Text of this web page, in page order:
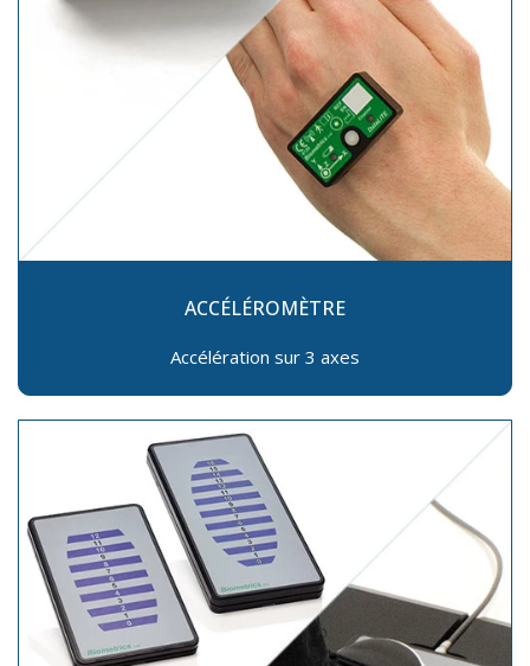
ACCÉLÉROMÈTRE
Accélération sur 3 axes